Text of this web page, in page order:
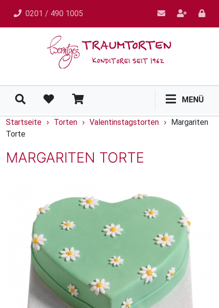
0201 / 490 1005
MENÜ
Startseite › Torten › Valentinstagstorten ›
Margariten
Torte
MARGARITEN TORTE